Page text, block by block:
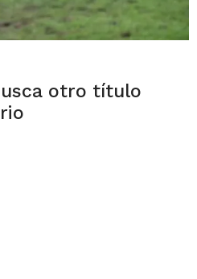
otro título